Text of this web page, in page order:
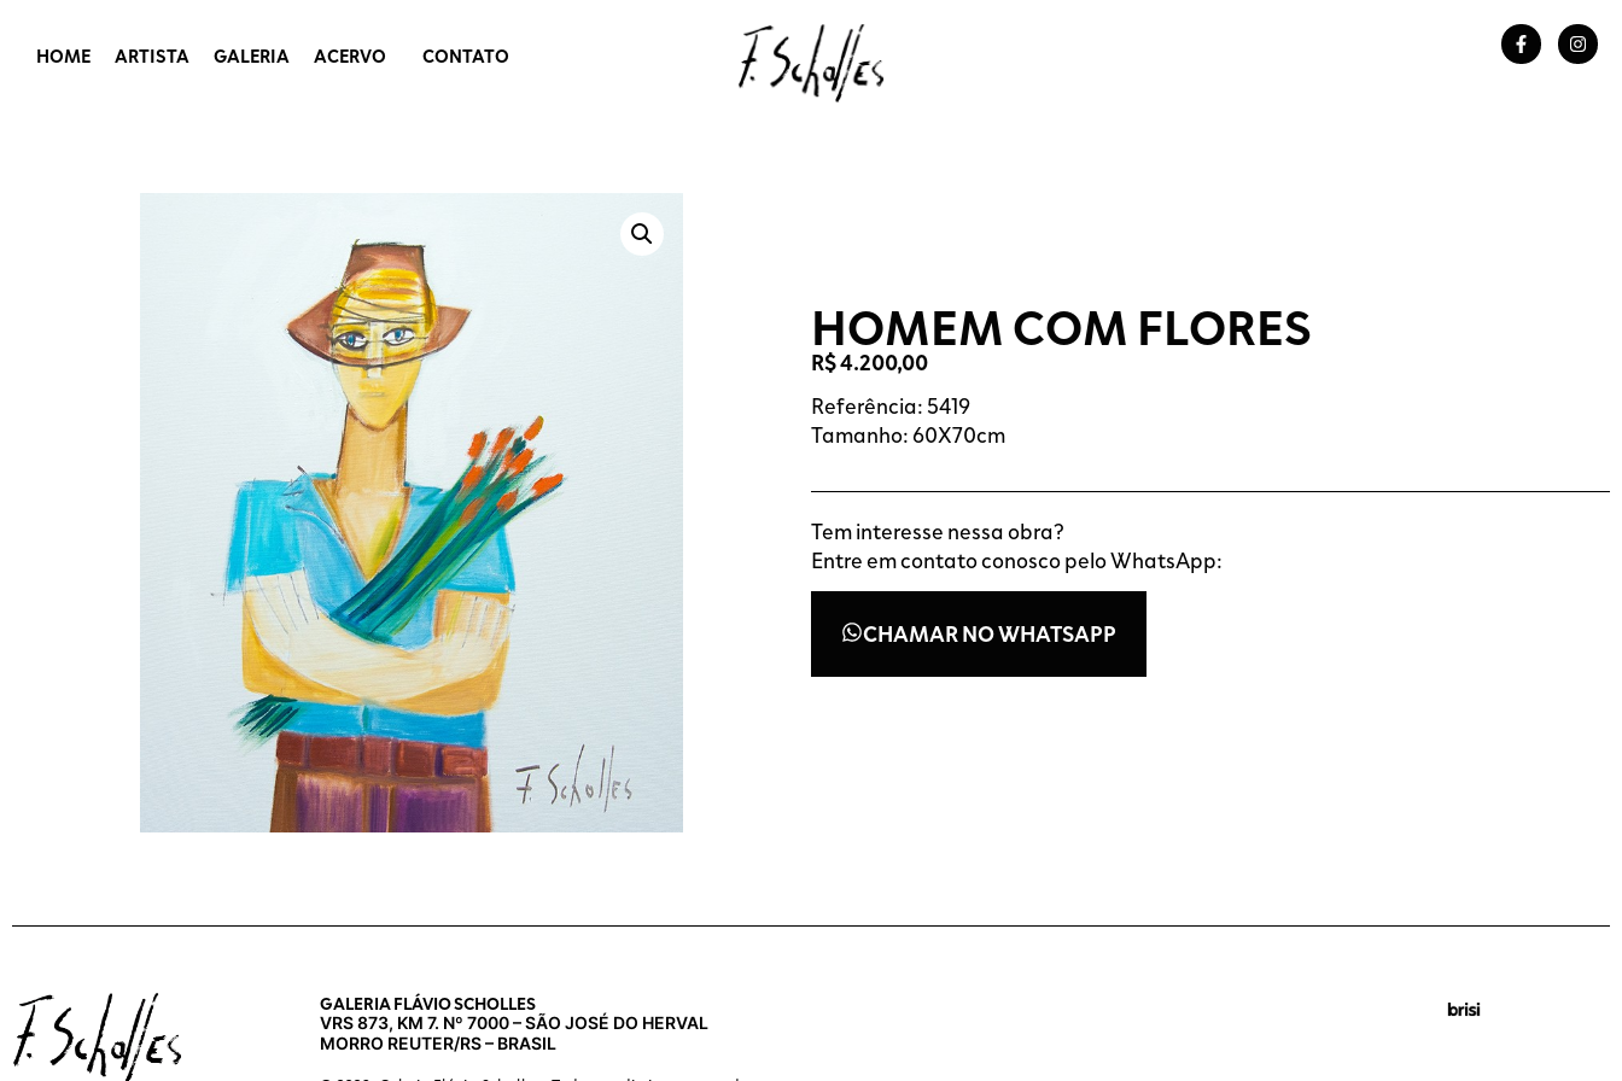
HOME ARTISTA GALERIA ACERVO CONTATO
HOMEM COM FLORES
R$4.200,00
Referência: 5419
Tamanho: 60X70cm
Tem interesse nessa obra?
Entre em contato conosco pelo WhatsApp:
CHAMAR NO WHATSAPP
GALERIA FLÁVIO SCHOLLES
VRS 873, KM 7. Nº 7000 – SÃO JOSÉ DO HERVAL
MORRO REUTER/RS – BRASIL